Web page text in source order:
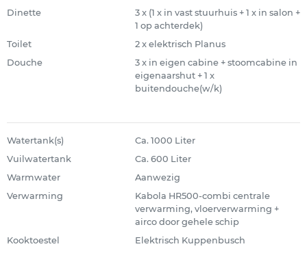
Dinette
3 x (1 x in vast stuurhuis + 1 x in salon +
1 op achterdek)
Toilet
2 x elektrisch Planus
Douche
3 x in eigen cabine + stoomcabine in
eigenaarshut + 1 x
buitendouche(w/k)
Watertank(s)
Ca. 1000 Liter
Vuilwatertank
Ca. 600 Liter
Warmwater
Aanwezig
Verwarming
Kabola HR500-combi centrale
verwarming, vloerverwarming +
airco door gehele schip
Kooktoestel
Elektrisch Kuppenbusch